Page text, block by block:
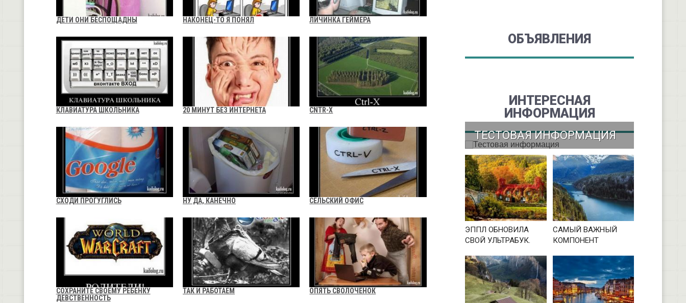
ДЕТИ ОНИ БЕСПОЩАДНЫ НАКОНЕЦ-ТО Я ПОНЯЛ ЛИЧИНКА ГЕЙМЕРА
КЛАВИАТУРА ШКОЛЬНИКА 20 МИНУТ БЕЗ ИНТЕРНЕТА CNTR-X
СХОДИ ПРОГУГЛИСЬ НУ ДА, КАНЕЧНО СЕЛЬСКИЙ ОФИС
СОХРАНИТЕ СВОЕМУ РЕБЕНКУ
ДЕВСТВЕННОСТЬ
ТАК И РАБОТАЕМ ОПЯТЬ СВОЛОЧЕНОК
ОБЪЯВЛЕНИЯ
ИНТЕРЕСНАЯ
ИНФОРМАЦИЯ
ТЕСТОВАЯ ИНФОРМАЦИЯ
ЭППЛ ОБНОВИЛА
СВОЙ УЛЬТРАБУК.
САМЫЙ ВАЖНЫЙ
КОМПОНЕНТ